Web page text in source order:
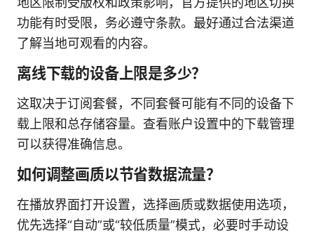
功能有时受限，务必遵守条款。最好通过合法渠道
了解当地可观看的内容。
离线下载的设备上限是多少？
这取决于订阅套餐，不同套餐可能有不同的设备下
载上限和总存储容量。查看账户设置中的下载管理
可以获得准确信息。
如何调整画质以节省数据流量？
在播放界面打开设置，选择画质或数据使用选项，
优先选择“自动”或“较低质量”模式，必要时手动设